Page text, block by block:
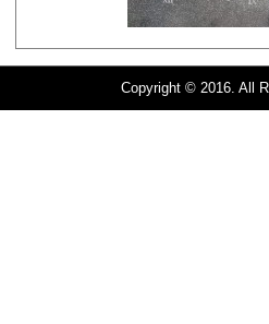
Copyright © 2016. All